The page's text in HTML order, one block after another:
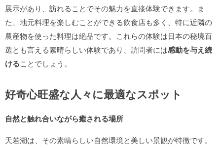
展示があり、訪れることでその魅力を直接体験できます。ま
た、地元料理を楽しむことができる飲食店も多く、特に近隣の
農産物を使った料理は絶品です。これらの体験は日本の秘境百
選とも言える素晴らしい体験であり、訪問者には感動を与え続
けることでしょう。
好奇心旺盛な人々に最適なスポット
自然と触れ合いながら癒される場所
天若湖は、その素晴らしい自然環境と美しい景観が特徴です。